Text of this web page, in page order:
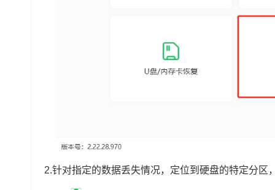
2.针对指定的数据丢失情况，定位到硬盘的特定分区